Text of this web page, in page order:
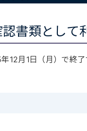
書類として
12月1日（月）で終